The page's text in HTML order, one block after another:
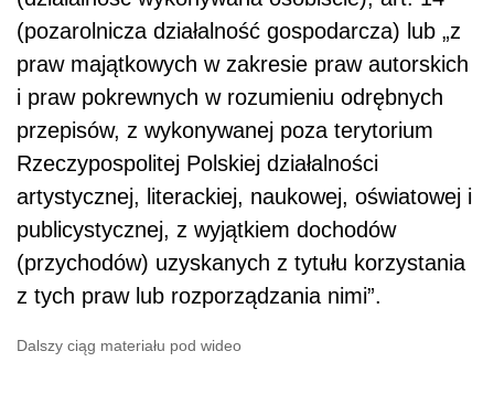
(pozarolnicza działalność gospodarcza) lub „z
praw majątkowych w zakresie praw autorskich
i praw pokrewnych w rozumieniu odrębnych
przepisów, z wykonywanej poza terytorium
Rzeczypospolitej Polskiej działalności
artystycznej, literackiej, naukowej, oświatowej i
publicystycznej, z wyjątkiem dochodów
(przychodów) uzyskanych z tytułu korzystania
z tych praw lub rozporządzania nimi”.
Dalszy ciąg materiału pod wideo